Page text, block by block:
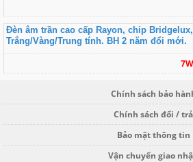
Đèn âm trần cao cấp Rayon, chip
Trắng/Vàng/Trung tính. BH 2 năm đổi mới.
Chính sách bảo
Chính sách đổi / trả
Bảo mật thông tin
Vận chuyển giao